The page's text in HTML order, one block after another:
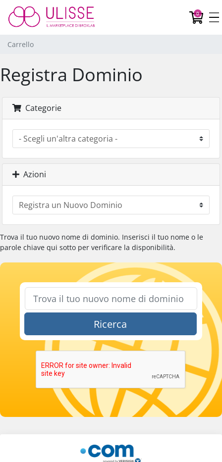
0
Carrello
Registra Dominio
Categorie
Azioni
Trova il tuo nuovo nome di dominio. Inserisci il tuo nome o le
parole chiave qui sotto per verificare la disponibilità.
Ricerca